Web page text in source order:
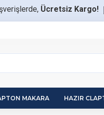
Ücretsiz Kargo!
MAKARA HAZIR